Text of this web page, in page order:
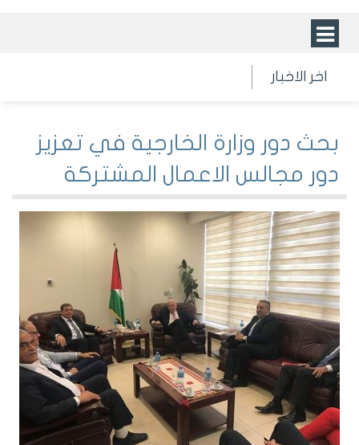
اخر الاخبار
بحث دور وزارة الخارجية في تعزيز
دور مجالس الاعمال المشتركة